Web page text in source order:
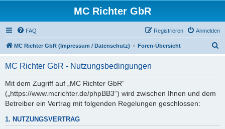
MC Richter GbR
FAQ Anmelden
Registrieren
MC Richter GbR (Impressum / Datenschutz) Foren-Übersicht
MC Richter GbR - Nutzungsbedingungen
Mit dem Zugriff auf „MC Richter GbR“
(„https://www.mcrichter.de/phpBB3“) wird zwischen Ihnen und dem
Betreiber ein Vertrag mit folgenden Regelungen geschlossen:
1. NUTZUNGSVERTRAG